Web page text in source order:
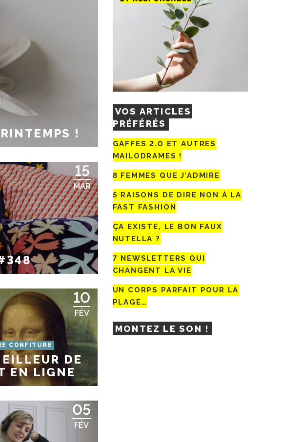
!
15
MAR
10
FÉV
CONFITURE
DE
EN LIGNE
05
FÉV
VOS ARTICLES
PRÉFÉRÉS
GAFFES 2.0 ET AUTRES
MAILODRAMES !
8 FEMMES QUE J’ADMIRE
5 RAISONS DE DIRE NON À LA
FAST FASHION
ÇA EXISTE, LE BON FAUX
NUTELLA ?
7 NEWSLETTERS QUI
CHANGENT LA VIE
UN CORPS PARFAIT POUR LA
PLAGE…
MONTEZ LE SON !